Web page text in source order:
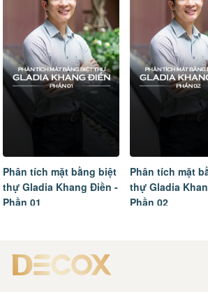
mặt bằng biệt
Khang Điền -
Phân tích mặt bằng biệt
thự Gladia Khang Điền -
Phần 02